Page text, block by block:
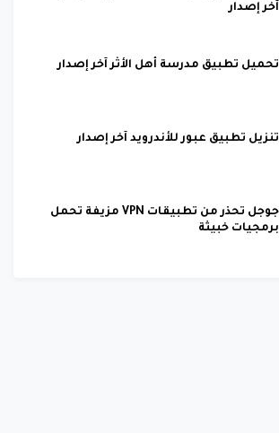
آخر إصدار
تحميل تطبيق مدرسة أهل الأثر آخر إصدار
تنزيل تطبيق عبور للأندرويد آخر إصدار
جوجل تحذر من تطبيقات VPN مزيفة تحمل
برمجيات خبيثة